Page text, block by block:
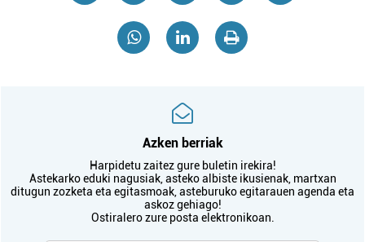
Azken berriak
Harpidetu zaitez gure buletin irekira!
Astekarko eduki nagusiak, asteko albiste ikusienak, martxan
ditugun zozketa eta egitasmoak, asteburuko egitarauen agenda eta
askoz gehiago!
Ostiralero zure posta elektronikoan.